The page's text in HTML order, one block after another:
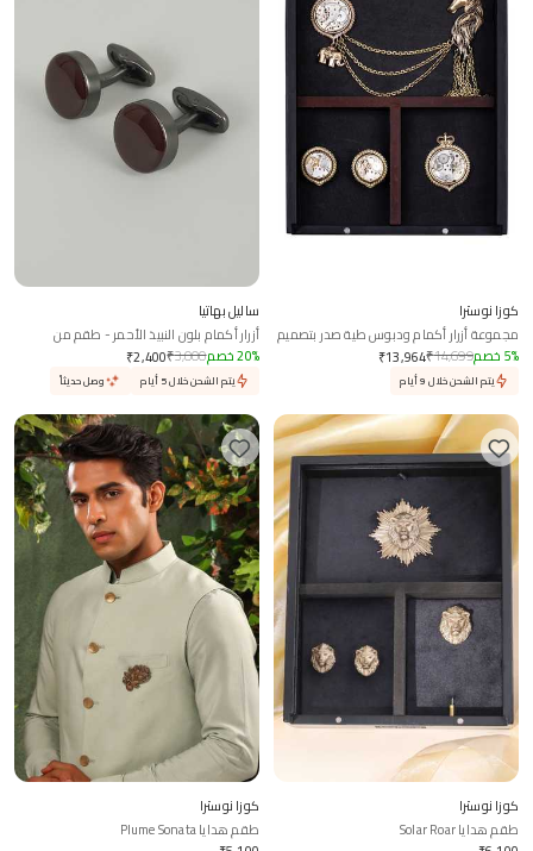
كوزا نوسترا
مجموعة أزرار أكمام ودبوس طية صدر بتصميم
موستانج
₹13,964₹14,699 5% خصم
يتم الشحن خلال 9 أيام
ساليل بهاتيا
أزرار أكمام بلون النبيذ الأحمر - طقم من
قطعتين
₹2,400₹3,000 20% خصم
يتم الشحن خلال 5 أيام وصل حديثاً
كوزا نوسترا
طقم هدايا Solar Roar
كوزا نوسترا
طقم هدايا Plume Sonata